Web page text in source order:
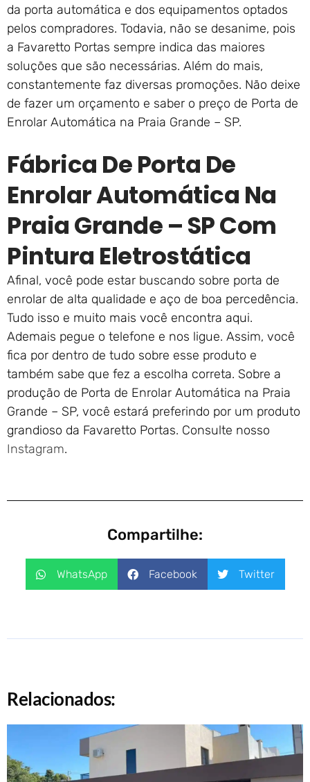
da porta automática e dos equipamentos optados
pelos compradores. Todavia, não se desanime, pois
a Favaretto Portas sempre indica das maiores
soluções que são necessárias. Além do mais,
constantemente faz diversas promoções. Não deixe
de fazer um orçamento e saber o preço de Porta de
Enrolar Automática na Praia Grande – SP.
Fábrica De Porta De
Enrolar Automática Na
Praia Grande – SP Com
Pintura Eletrostática
Afinal, você pode estar buscando sobre porta de
enrolar de alta qualidade e aço de boa percedência.
Tudo isso e muito mais você encontra aqui.
Ademais pegue o telefone e nos ligue. Assim, você
fica por dentro de tudo sobre esse produto e
também sabe que fez a escolha correta. Sobre a
produção de Porta de Enrolar Automática na Praia
Grande – SP, você estará preferindo por um produto
grandioso da Favaretto Portas. Consulte nosso
Instagram.
Compartilhe:
WhatsApp Facebook Twitter
Relacionados: